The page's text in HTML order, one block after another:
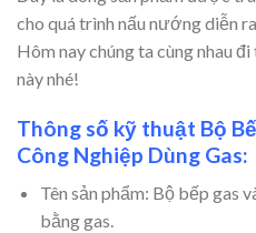
cho quá trình nấu nướng diễn
Hôm nay chúng ta cùng nhau
này nhé!
Thông số kỹ thuật Bộ
Công Nghiệp Dùng Gas:
Tên sản phẩm: Bộ bếp gas
bằng gas.